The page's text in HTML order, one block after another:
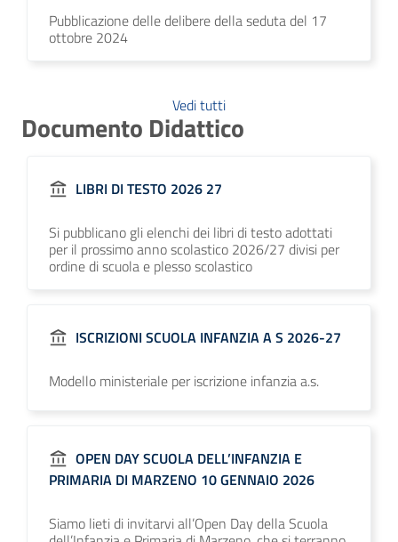
Pubblicazione delle delibere della seduta del 17
ottobre 2024
Vedi tutti
Documento Didattico
LIBRI DI TESTO 2026 27
Si pubblicano gli elenchi dei libri di testo adottati
per il prossimo anno scolastico 2026/27 divisi per
ordine di scuola e plesso scolastico
ISCRIZIONI SCUOLA INFANZIA A S 2026-27
Modello ministeriale per iscrizione infanzia a.s.
OPEN DAY SCUOLA DELL’INFANZIA E
PRIMARIA DI MARZENO 10 GENNAIO 2026
Siamo lieti di invitarvi all’Open Day della Scuola